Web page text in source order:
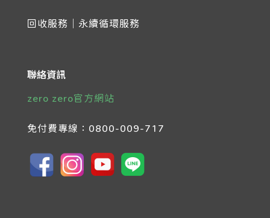
回收服務｜永續循環服務
聯絡資訊
zero zero官方網站
免付費專線： 0800-009-717